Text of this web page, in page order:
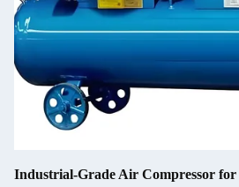
Industrial-Grade Air Compressor